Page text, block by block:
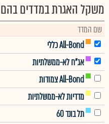
משקל האגרת במדדים
שם המדד
All-Bond כללי
אג"ח לא-ממשלתיות
All-Bond צמודות
מדדיות לא-ממשלתיות
תל בונד 60